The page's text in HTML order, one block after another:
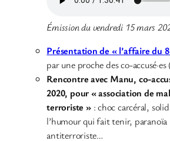
Émission du vendredi 15 mars
Présentation de « l’affaire du
par une proche des co-
Rencontre avec Manu, co-
2020, pour « association de
terroriste » : choc carcéral,
l’humour qui fait tenir, paranoïa
antiterroriste…